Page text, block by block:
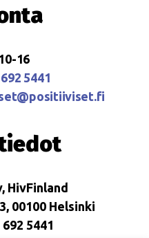
16
5441
HivFinland
00100 Helsinki
5441